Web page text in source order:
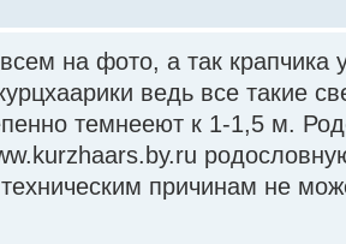
на фото, а так крапчика
ведь все такие
темнееют к 1-1,5 м.
причинам не